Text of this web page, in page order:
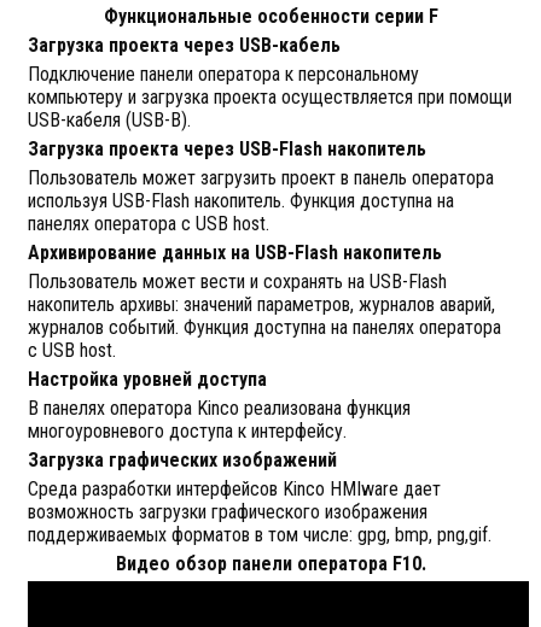
Функциональные особенности серии F
Загрузка проекта через USB-кабель
Подключение панели оператора к персональному
компьютеру и загрузка проекта осуществляется при помощи
USB-кабеля (USB-B).
Загрузка проекта через USB-Flash накопитель
Пользователь может загрузить проект в панель оператора
используя USB-Flash накопитель. Функция доступна на
панелях оператора с USB host.
Архивирование данных на USB-Flash накопитель
Пользователь может вести и сохранять на USB-Flash
накопитель архивы: значений параметров, журналов аварий,
журналов событий. Функция доступна на панелях оператора
с USB host.
Настройка уровней доступа
В панелях оператора Kinco реализована функция
многоуровневого доступа к интерфейсу.
Загрузка графических изображений
Среда разработки интерфейсов Kinco HMIware дает
возможность загрузки графического изображения
поддерживаемых форматов в том числе: gpg, bmp, png,gif.
Видео обзор панели оператора F10.